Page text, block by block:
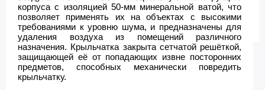
корпуса с изоляцией 50-мм минеральной ватой, что
позволяет применять их на объектах с высокими
требованиями к уровню шума, и предназначены для
удаления воздуха из помещений различного
назначения. Крыльчатка закрыта сетчатой решёткой,
защищающей её от попадающих извне посторонних
предметов, способных механически повредить
крыльчатку.